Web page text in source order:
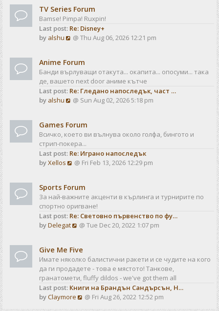
t
e
s
t
p
s
t
w
t
h
e
e
s
t
p
s
t
TV Series Forum
Bamse! Pimpa! Ruxpin!
Last post: Re: Disney+
by alshu
V
w
t
h
e
e
s
t
p
o
t
@ Thu Aug 06, 2026 12:21 pm
Anime Forum
Банди върлуващи отакута... окапита... опосуми... така
де, вашето next door аниме кътче
Last post: Re: Гледано напоследък, част …
by alshu
V
w
t
h
e
l
e
s
t
p
o
t
@ Sun Aug 02, 2026 5:18 pm
Games Forum
Всичко, което ви вълнува около голфа, бингото и
стрип-покера...
Last post: Re: Играно напоследък
byXellos
V
w
t
h
e
l
t
e
s
t
p
o
s
@ Fri Feb 13, 2026 12:29 pm
Sports Forum
За най-важните акценти в кърлинга и турнирите по
спортно оригване!
Last post: Re: Световно първенство по фу…
byDelegat
V
w
t
h
e
l
a
t
@ Tue Dec 20, 2022 1:07 pm
Give Me Five
Имате няколко балистични ракети и се чудите на кого
да ги продадете - това е мястото! Танкове,
гранатомети, fluffy dildos - we've got them all
Last post: Книги на Брандън Сандърсън, Н…
byClaymore
V@ Fri Aug 26, 2022 12:52 pm